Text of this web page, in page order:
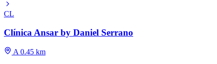
CL
Clínica Ansar by Daniel Serrano
A 0.45 km